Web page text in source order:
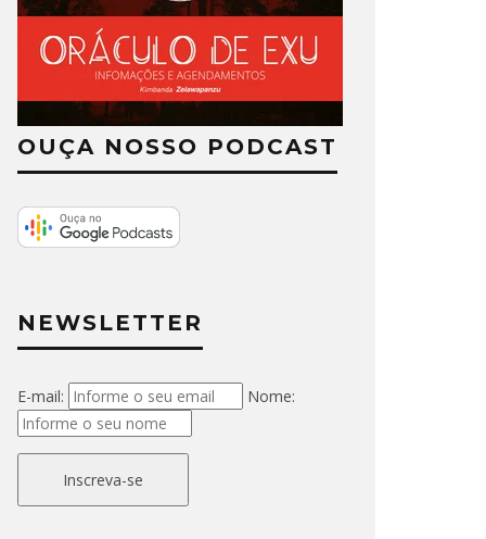
OUÇA NOSSO PODCAST
NEWSLETTER
E-mail: Nome:
Inscreva-se